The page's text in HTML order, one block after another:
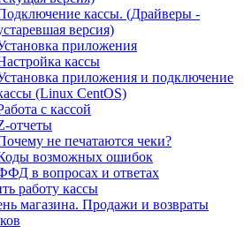
кассы. (Драйверы -
версия)
приложения
кассы
приложения и подключение
(Linux CentOS)
с кассой
отчеты
не печатаются чеки?
возможных ошибок
в вопросах и ответах
работу кассы
магазина. Продажи и возвраты